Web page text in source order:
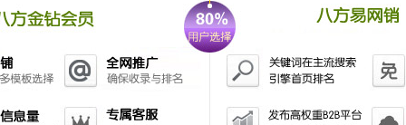
4、减轻内陆湖泊面源污染。